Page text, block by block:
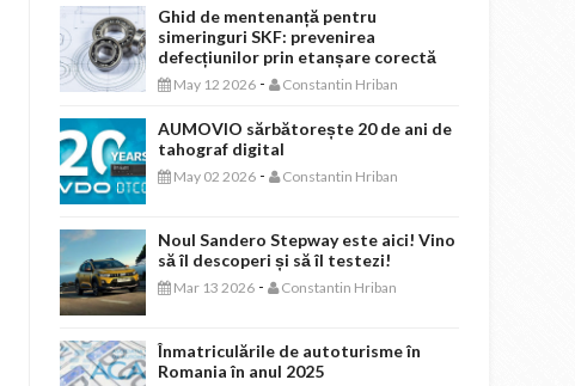
Ghid de mentenanță pentru
simeringuri SKF: prevenirea
defecțiunilor prin etanșare corectă
May 12 2026 - Constantin Hriban
AUMOVIO sărbătorește 20 de ani de
tahograf digital
May 02 2026 - Constantin Hriban
Noul Sandero Stepway este aici! Vino
să îl descoperi și să îl testezi!
Mar 13 2026 - Constantin Hriban
Înmatriculările de autoturisme în
Romania în anul 2025